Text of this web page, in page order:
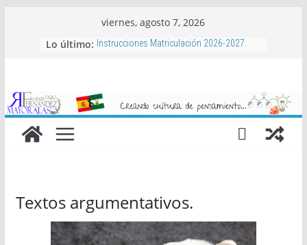
viernes, agosto 7, 2026
Lo último: Instrucciones Matriculación 2026-2027.
Proyecto de Club de Baloncesto Mayoralas
2026-2027
Actividades extraescolares 2026-2027
Textos argumentativos.